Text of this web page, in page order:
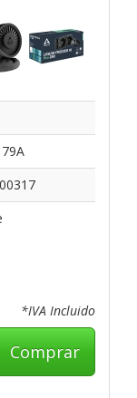
*IVA Incluido
Comprar